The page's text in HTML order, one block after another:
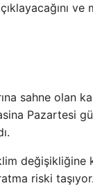
sahne olan
Pazartesi
riski